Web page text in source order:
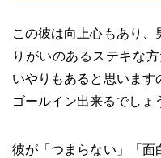
この彼は向上心もあり
りがいのあるステキな
いやりもあると思います
ゴールイン出来るでしょ
彼が「つまらない」「面